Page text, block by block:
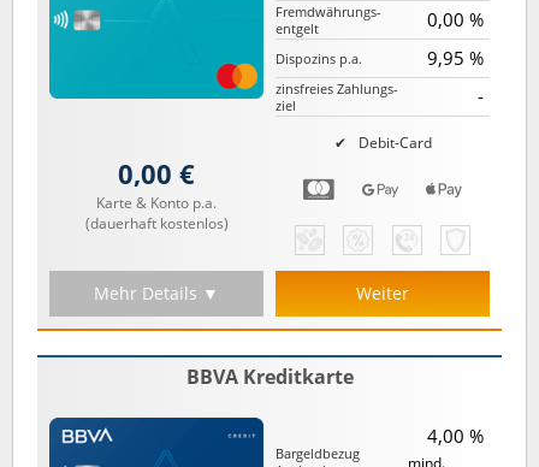
Debit-Card
Fremd­währungs­
entgelt
0,00 %
Dispozins p.a. 9,95 %
zinsfreies Zahlungs­
ziel
-
0,00 €
Karte & Konto p.a.
(dauerhaft kostenlos)
Mehr Details ▼ Weiter
BBVA Kreditkarte
Bargeld­bezug
4,00 %